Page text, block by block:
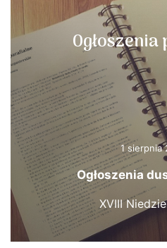
1 sierpnia
Ogłoszenia
XVIII